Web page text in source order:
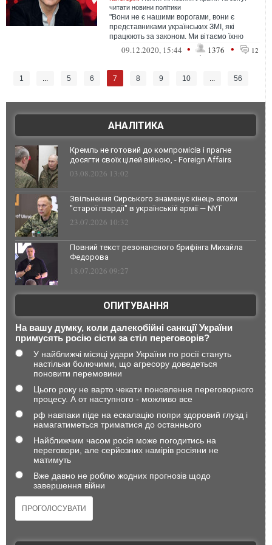
читати новини політики
"Вони не є нашими ворогами, вони є
представниками українських ЗМІ, які
працюють за законом. Ми вітаємо їхню
професійну діяльність", – зазначив радник
09.12.2020, 15:44 • 1376 • 12
1 ... 5 6 7 8 9 10 ... 56
АНАЛІТИКА
Кремль не готовий до компромісів і прагне
досягти своїх цілей війною, - Foreign Affairs
03.08.2026 13:02
Звільнення Сирського знаменує кінець епохи
"старої гвардії" в українській армії — NYT
23.07.2026 10:32
Повний текст резонансного брифінга Михайла
Федорова
18.07.2026 09:27
ОПИТУВАННЯ
На вашу думку, коли далекобійні санкції України
примусять росію сісти за стіл переговорів?
У найближчі місяці удари України по росії стануть
настільки болючими, що агресору доведеться
поновити перемовини
Цього року не варто чекати поновлення переговорного
процесу. А от наступного - можливо все
рф навпаки піде на ескалацію попри здоровий глузд і
намагатиметься триматися до останнього
Найближчим часом росія може погодитись на
переговори, але серйозних намірів росіяни не
матимуть
Вже давно не роблю жодних прогнозів щодо
завершення війни